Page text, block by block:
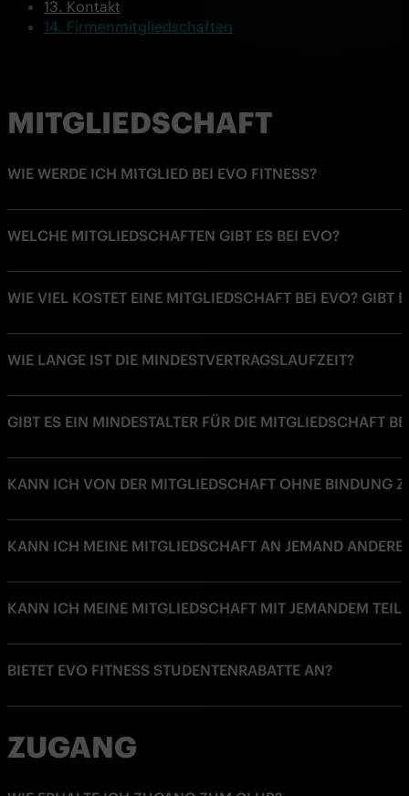
Kontakt
Firmenmitgliedschaften
MITGLIEDSCHAFT
WIE WERDE ICH MITGLIED BEI EVO FITNESS?
WELCHE MITGLIEDSCHAFTEN GIBT ES BEI EVO?
WIE VIEL KOSTET EINE MITGLIEDSCHAFT BEI EVO? GIBT
WIE LANGE IST DIE MINDESTVERTRAGSLAUFZEIT?
GIBT ES EIN MINDESTALTER FÜR DIE MITGLIEDSCHAFT
KANN ICH VON DER MITGLIEDSCHAFT OHNE BINDUNG
KANN ICH MEINE MITGLIEDSCHAFT AN JEMAND
KANN ICH MEINE MITGLIEDSCHAFT MIT JEMANDEM
BIETET EVO FITNESS STUDENTENRABATTE AN?
ZUGANG